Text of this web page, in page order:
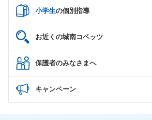
小学生の個別指導
お近くの城南コベッツ
保護者のみなさまへ
キャンペーン